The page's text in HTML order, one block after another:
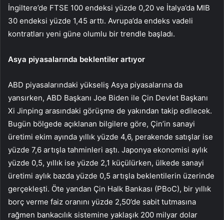
İngiltere’de FTSE 100 endeksi yüzde 0,20 ve İtalya’da MIB
30 endeksi yüzde 1,45 arttı. Avrupa’da endeks vadeli
kontratları yeni güne olumlu bir trendle başladı.
Asya piyasalarında beklentiler artıyor
ABD piyasalarındaki yükseliş Asya piyasalarına da
yansırken, ABD Başkanı Joe Biden ile Çin Devlet Başkanı
Xi Jinping arasındaki görüşme de yakından takip edilecek.
Bugün bölgede açıklanan bilgilere göre, Çin’in sanayi
üretimi ekim ayında yıllık yüzde 4,6, perakende satışlar ise
yüzde 7,6 artışla tahminleri aştı. Japonya ekonomisi aylık
yüzde 0,5, yıllık ise yüzde 2,1 küçülürken, ülkede sanayi
üretimi aylık bazda yüzde 0,5 artışla beklentilerin üzerinde
gerçekleşti. Öte yandan Çin Halk Bankası (PBoC), bir yıllık
borç verme faiz oranını yüzde 2,50’de sabit tutmasına
rağmen bankacılık sistemine yaklaşık 200 milyar dolar